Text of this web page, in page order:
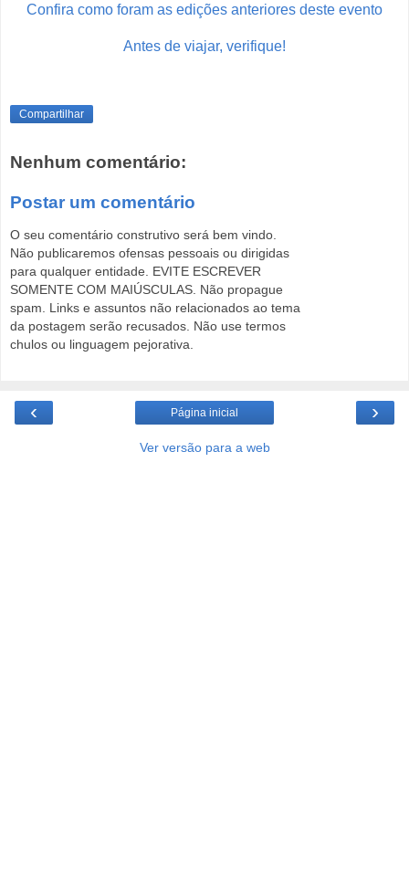
Confira como foram as edições anteriores deste evento
Antes de viajar, verifique!
Compartilhar
Nenhum comentário:
Postar um comentário
O seu comentário construtivo será bem vindo.
Não publicaremos ofensas pessoais ou dirigidas
para qualquer entidade. EVITE ESCREVER
SOMENTE COM MAIÚSCULAS. Não propague
spam. Links e assuntos não relacionados ao tema
da postagem serão recusados. Não use termos
chulos ou linguagem pejorativa.
‹ ›
Página inicial
Ver versão para a web